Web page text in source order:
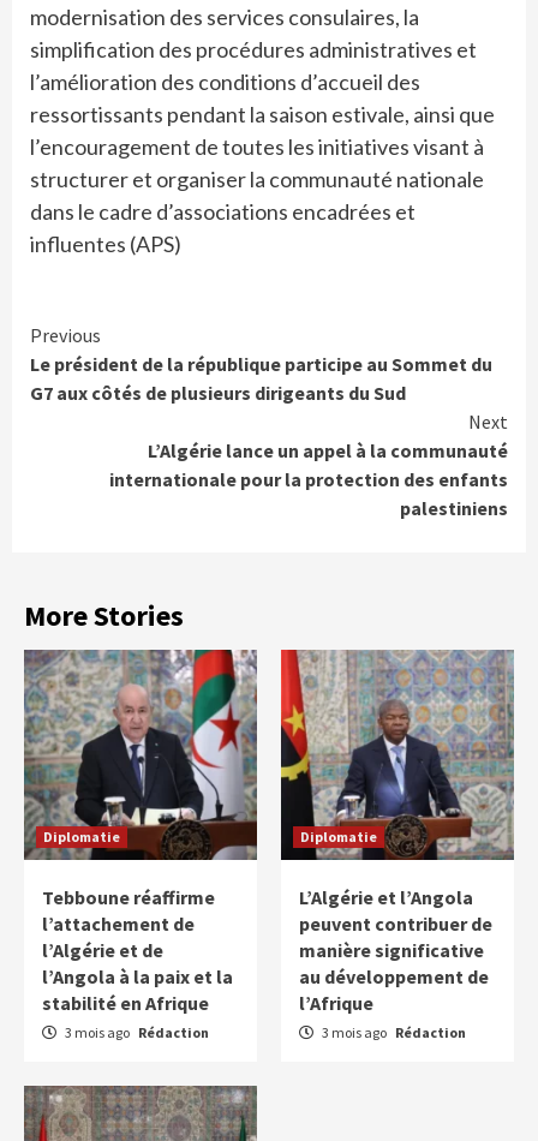
modernisation des services consulaires, la
simplification des procédures administratives et
l’amélioration des conditions d’accueil des
ressortissants pendant la saison estivale, ainsi que
l’encouragement de toutes les initiatives visant à
structurer et organiser la communauté nationale
dans le cadre d’associations encadrées et
influentes (APS)
Continue
Reading
Previous
Le président de la république participe au Sommet du
G7 aux côtés de plusieurs dirigeants du Sud
Next
L’Algérie lance un appel à la communauté
internationale pour la protection des enfants
palestiniens
More Stories
Diplomatie
Tebboune réaffirme
l’attachement de
l’Algérie et de
l’Angola à la paix et la
stabilité en Afrique
3 mois ago Rédaction
Diplomatie
L’Algérie et l’Angola
peuvent contribuer de
manière significative
au développement de
l’Afrique
3 mois ago Rédaction